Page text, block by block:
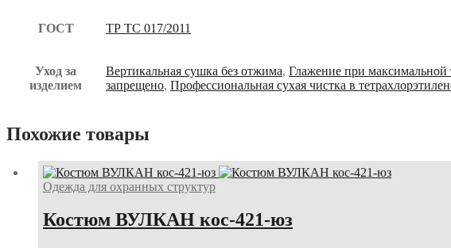
ГОСТ ТР ТС 017/2011
Уход за
изделием
Вертикальная сушка без отжима, Глажение при
запрещено, Профессиональная сухая чистка в
Похожие товары
Одежда для охранных структур
Костюм ВУЛКАН кос-421-юз